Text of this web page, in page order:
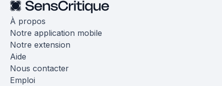
À propos
Notre application mobile
Notre extension
Aide
Nous contacter
Emploi